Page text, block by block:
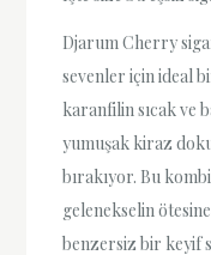
Djarum Cherry
sevenler için ideal
karanfilin sıcak ve
yumuşak kiraz
bırakıyor. Bu
gelenekselin
benzersiz bir keyif